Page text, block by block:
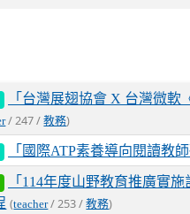
「台灣展翅協會 X 台灣微
/ 247 /教務)
「國際ATP素養導向閱讀教
「114年度山野教育推廣實
(teacher/ 253 /教務)